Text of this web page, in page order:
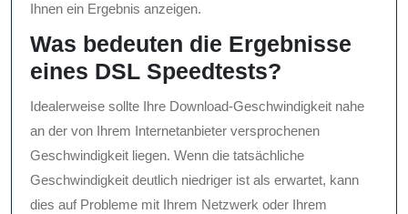
Ihnen ein Ergebnis anzeigen.
Was bedeuten die Ergebnisse
eines DSL Speedtests?
Idealerweise sollte Ihre Download-Geschwindigkeit nahe
an der von Ihrem Internetanbieter versprochenen
Geschwindigkeit liegen. Wenn die tatsächliche
Geschwindigkeit deutlich niedriger ist als erwartet, kann
dies auf Probleme mit Ihrem Netzwerk oder Ihrem